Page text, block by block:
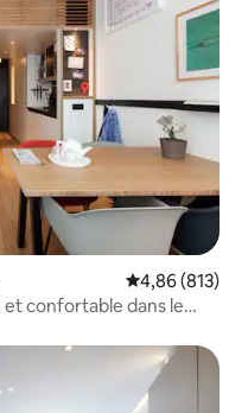
Évaluation
4,86 (813)
confortable dans le